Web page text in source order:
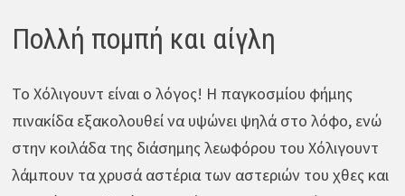
Πολλή πομπή και αίγλη
Το Χόλιγουντ είναι ο λόγος! Η παγκοσμίου φήμης
πινακίδα εξακολουθεί να υψώνει ψηλά στο λόφο, ενώ
στην κοιλάδα της διάσημης λεωφόρου του Χόλιγουντ
λάμπουν τα χρυσά αστέρια των αστεριών του χθες και